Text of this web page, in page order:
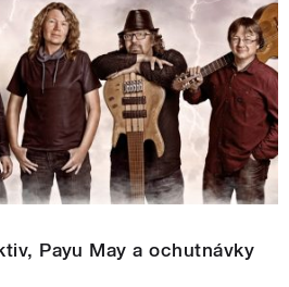
Payu May a ochutnávky